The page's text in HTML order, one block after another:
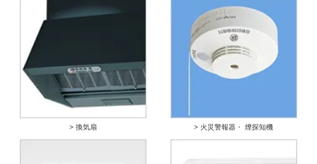
> 換気扇 > 火災警報器・ 煙探知機